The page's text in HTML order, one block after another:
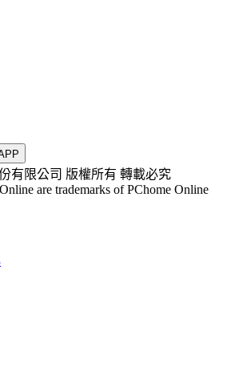
有限公司 版權所有 轉載必究
are trademarks of PChome Online